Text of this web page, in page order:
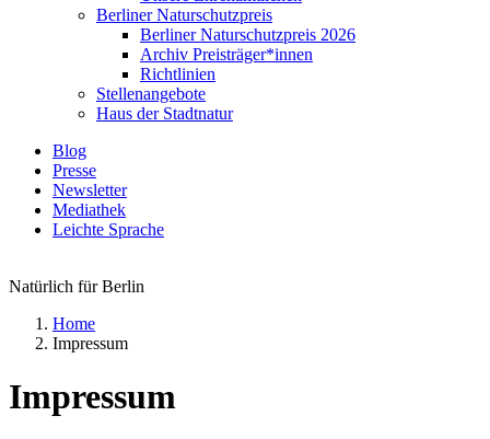
Berliner Naturschutzpreis
Berliner Naturschutzpreis 2026
Archiv Preisträger*innen
Richtlinien
Stellenangebote
Haus der Stadtnatur
Blog
Presse
Newsletter
Mediathek
Leichte Sprache
Natürlich für Berlin
Home
Impressum
Impressum